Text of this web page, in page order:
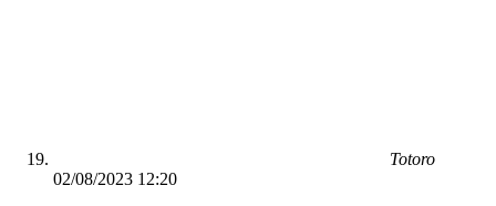
Totoro
02/08/2023 12:20